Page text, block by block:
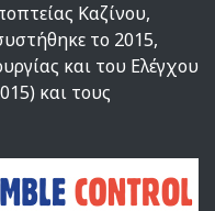
Καζίνου,
το 2015,
και του Ελέγχου
και τους